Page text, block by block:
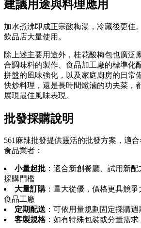
建議用途與料理應用
加水煮沸即成正宗酸梅湯，冷藏後更佳
飲品店大量使用。
除上述主要用途外，桂花酸梅包也廣泛
合調味料的製作、食品加工廠的標準化
拼盤的風味強化，以及家庭廚房的日常
快炒料理，還是長時間燉滷的功夫菜，
展現最佳風味表現。
批發採購說明
561麻辣批發提供靈活的批發方案，適
食品業者：
小量起批 ：適合新創餐廳、試用新
採購門檻
大量訂購 ：量大從優，價格更具競
食品工廠
定期配送 ：可依用量規劃固定採購
客製規格：如有特殊包裝或分量需求